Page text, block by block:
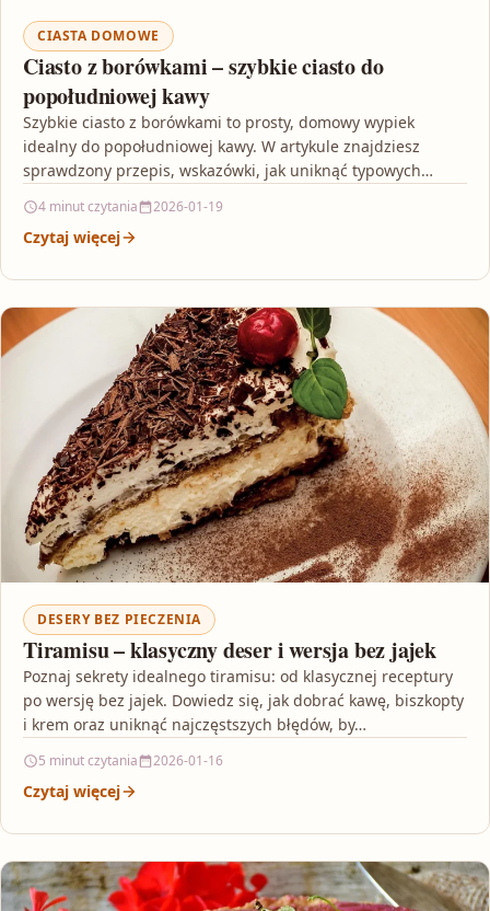
CIASTA DOMOWE
Ciasto z borówkami – szybkie ciasto do
popołudniowej kawy
Szybkie ciasto z borówkami to prosty, domowy wypiek
idealny do popołudniowej kawy. W artykule znajdziesz
sprawdzony przepis, wskazówki, jak uniknąć typowych
4 minut czytania 2026-01-19
Czytaj więcej
DESERY BEZ PIECZENIA
Tiramisu – klasyczny deser i wersja bez jajek
Poznaj sekrety idealnego tiramisu: od klasycznej receptury
po wersję bez jajek. Dowiedz się, jak dobrać kawę, biszkopty
i krem oraz uniknąć najczęstszych błędów, by…
5 minut czytania 2026-01-16
Czytaj więcej